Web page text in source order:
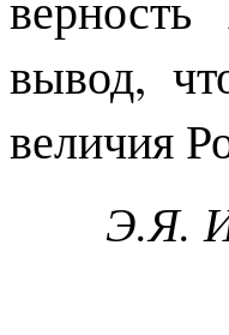
вывод,
величия
Э.Я.